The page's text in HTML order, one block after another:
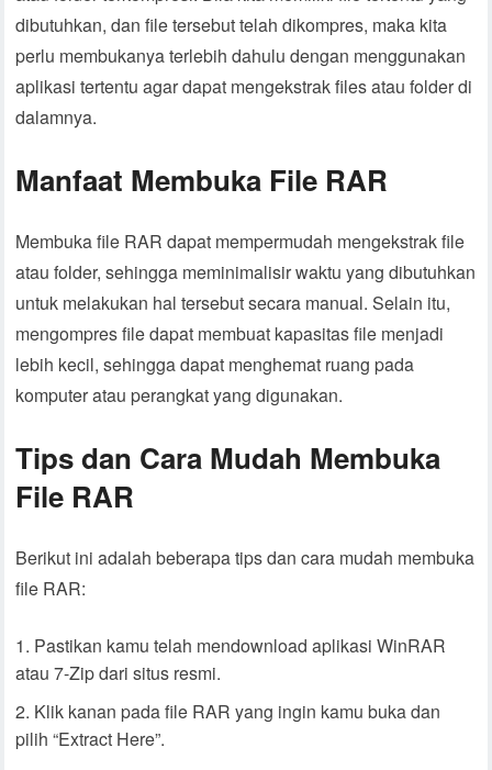
dibutuhkan, dan file tersebut telah dikompres, maka kita
perlu membukanya terlebih dahulu dengan menggunakan
aplikasi tertentu agar dapat mengekstrak files atau folder di
dalamnya.
Manfaat Membuka File RAR
Membuka file RAR dapat mempermudah mengekstrak file
atau folder, sehingga meminimalisir waktu yang dibutuhkan
untuk melakukan hal tersebut secara manual. Selain itu,
mengompres file dapat membuat kapasitas file menjadi
lebih kecil, sehingga dapat menghemat ruang pada
komputer atau perangkat yang digunakan.
Tips dan Cara Mudah Membuka
File RAR
Berikut ini adalah beberapa tips dan cara mudah membuka
file RAR:
Pastikan kamu telah mendownload aplikasi WinRAR
atau 7-Zip dari situs resmi.
Klik kanan pada file RAR yang ingin kamu buka dan
pilih “Extract Here”.